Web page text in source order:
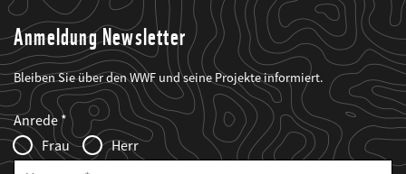
Anmeldung Newsletter
Bleiben Sie über den WWF und seine Projekte informiert.
Web2Case
Infofelder
Fieldset
anrede_name
Anrede
Frau
Herr